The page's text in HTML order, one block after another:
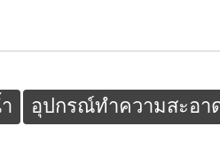
อุปกรณ์ทำความสะอา